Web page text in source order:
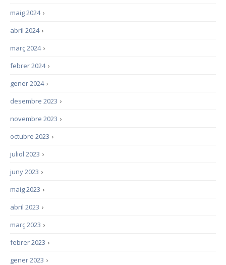
›
maig 2024
›
abril 2024
›
març 2024
›
febrer 2024
›
gener 2024
›
desembre 2023
›
novembre 2023
›
octubre 2023
›
juliol 2023
›
juny 2023
›
maig 2023
›
abril 2023
›
març 2023
›
febrer 2023
›
gener 2023